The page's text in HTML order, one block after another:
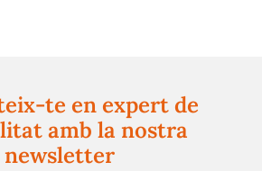
te en expert de
amb la nostra
newsletter